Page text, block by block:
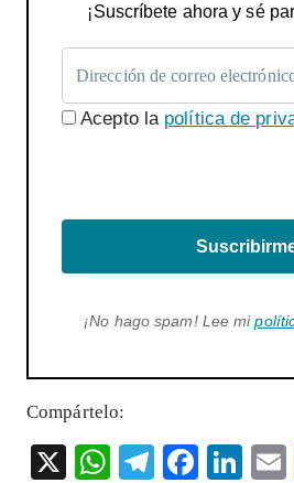
¡Suscríbete ahora y sé
Acepto la política de
¡No hago spam! Lee mi
Compártelo:
X
W T
F
Li